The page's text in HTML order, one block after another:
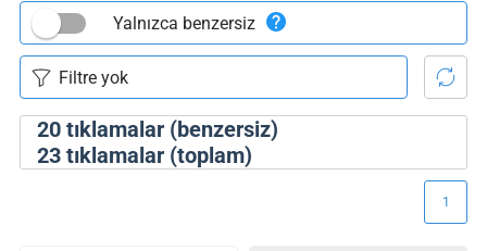
20tıklamalar (benzersiz)
23tıklamalar (toplam)
Yalnızca benzersiz
1